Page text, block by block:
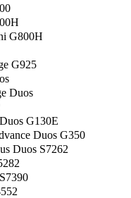
G800H
G925
Duos
G130E
Duos G350
Duos S7262